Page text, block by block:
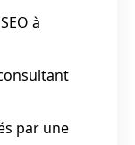
à
par une